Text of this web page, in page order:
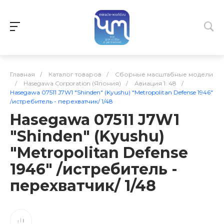
Главная / Каталог товаров /
Сборные масштабные модели
/
Hasegawa Corporation (Япония) / Авиация 1: 48
/
Hasegawa 07511 J7W1 "Shinden" (Kyushu) "Metropolitan Defense 1946"
/истребитель - перехватчик/ 1/48
Hasegawa 07511 J7W1
"Shinden" (Kyushu)
"Metropolitan Defense
1946" /истребитель -
перехватчик/ 1/48